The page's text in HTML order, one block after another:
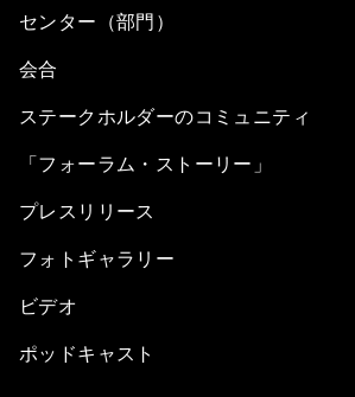
センター（部門）
会合
ステークホルダーのコミュニティ
「フォーラム・ストーリー」
プレスリリース
フォトギャラリー
ビデオ
ポッドキャスト